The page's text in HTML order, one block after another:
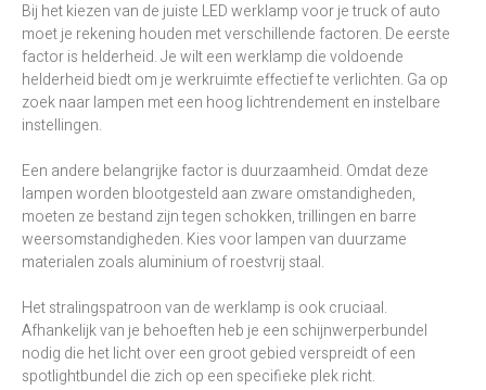
Bij het kiezen van de juiste LED werklamp voor je truck of auto
moet je rekening houden met verschillende factoren. De eerste
factor is helderheid. Je wilt een werklamp die voldoende
helderheid biedt om je werkruimte effectief te verlichten. Ga op
zoek naar lampen met een hoog lichtrendement en instelbare
instellingen.
Een andere belangrijke factor is duurzaamheid. Omdat deze
lampen worden blootgesteld aan zware omstandigheden,
moeten ze bestand zijn tegen schokken, trillingen en barre
weersomstandigheden. Kies voor lampen van duurzame
materialen zoals aluminium of roestvrij staal.
Het stralingspatroon van de werklamp is ook cruciaal.
Afhankelijk van je behoeften heb je een schijnwerperbundel
nodig die het licht over een groot gebied verspreidt of een
spotlightbundel die zich op een specifieke plek richt.